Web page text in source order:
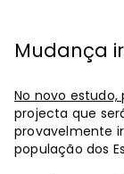
Mudança
No novo estudo,
projecta que
provavelmente
população dos